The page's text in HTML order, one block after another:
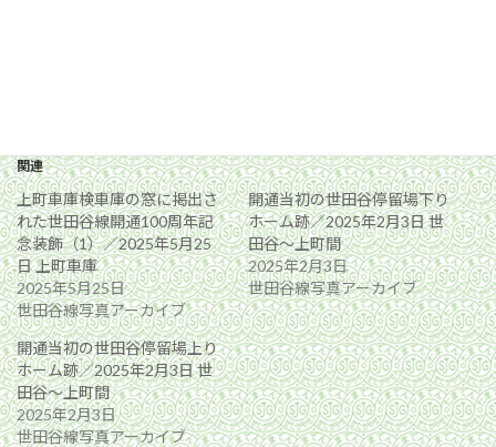
関連
上町車庫検車庫の窓に掲出さ
れた世田谷線開通100周年記
念装飾（1）／2025年5月25
日 上町車庫
2025年5月25日
世田谷線写真アーカイブ
開通当初の世田谷停留場下り
ホーム跡／2025年2月3日 世
田谷〜上町間
2025年2月3日
世田谷線写真アーカイブ
開通当初の世田谷停留場上り
ホーム跡／2025年2月3日 世
田谷〜上町間
2025年2月3日
世田谷線写真アーカイブ